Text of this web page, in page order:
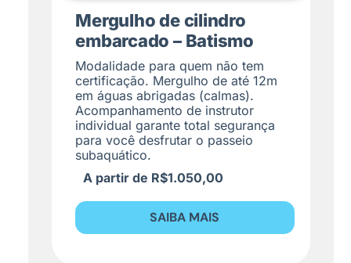
Mergulho de cilindro
embarcado – Batismo
Modalidade para quem não tem
certificação. Mergulho de até 12m
em águas abrigadas (calmas).
Acompanhamento de instrutor
individual garante total segurança
para você desfrutar o passeio
subaquático.
A partir de R$1.050,00
SAIBA MAIS